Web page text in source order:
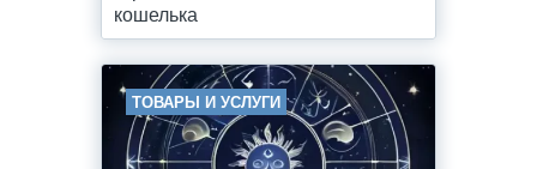
кошелька
ТОВАРЫ И УСЛУГИ